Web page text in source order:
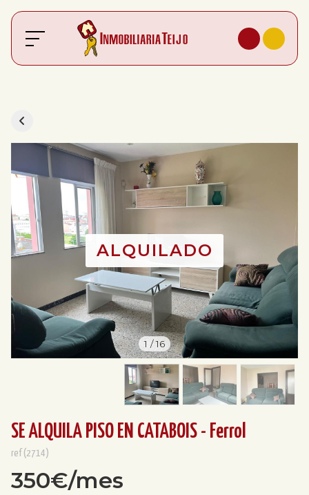
1 /16
SE ALQUILA PISO EN CATABOIS - Ferrol
ref(2714)
350€/mes